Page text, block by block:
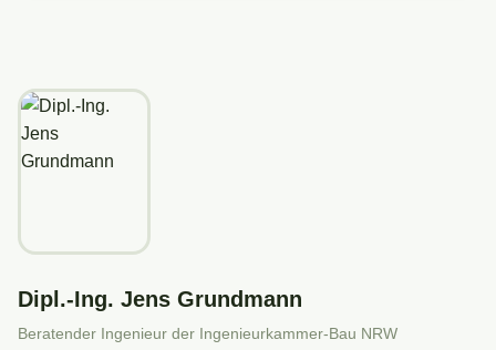
Dipl.-Ing. Jens Grundmann
Beratender Ingenieur der Ingenieurkammer-Bau NRW